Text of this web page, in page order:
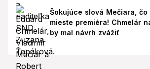
Šokujúce slová Mečiara,
mieste premiéra! Chmelár
by mal návrh zvážiť